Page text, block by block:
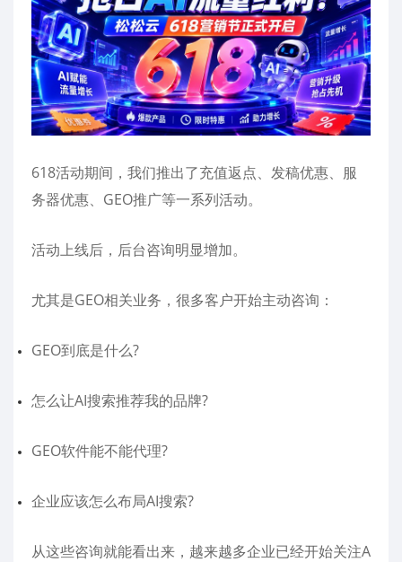
618活动期间，我们推出了充值返点、发稿优惠、服
务器优惠、GEO推广等一系列活动。
活动上线后，后台咨询明显增加。
尤其是GEO相关业务，很多客户开始主动咨询：
GEO到底是什么?
怎么让AI搜索推荐我的品牌?
GEO软件能不能代理?
企业应该怎么布局AI搜索?
从这些咨询就能看出来，越来越多企业已经开始关注A